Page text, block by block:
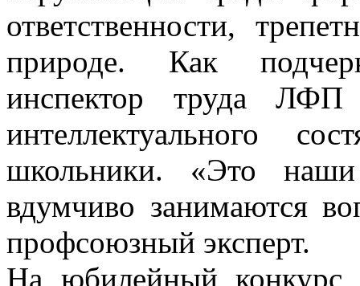
ответственности,
природе. Как
инспектор труда
интеллектуального
школьники. «Это наши
вдумчиво занимаются
профсоюзный эксперт.
На юбилейный конкурс